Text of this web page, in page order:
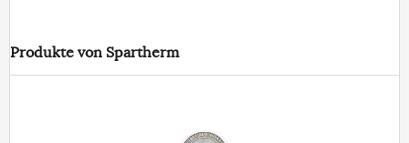
Produkte von Spartherm